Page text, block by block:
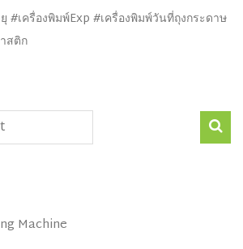
#เครื่องพิมพ์Exp #เครื่องพิมพ์วันที่ถุงกระดาษ
สติก
Machine